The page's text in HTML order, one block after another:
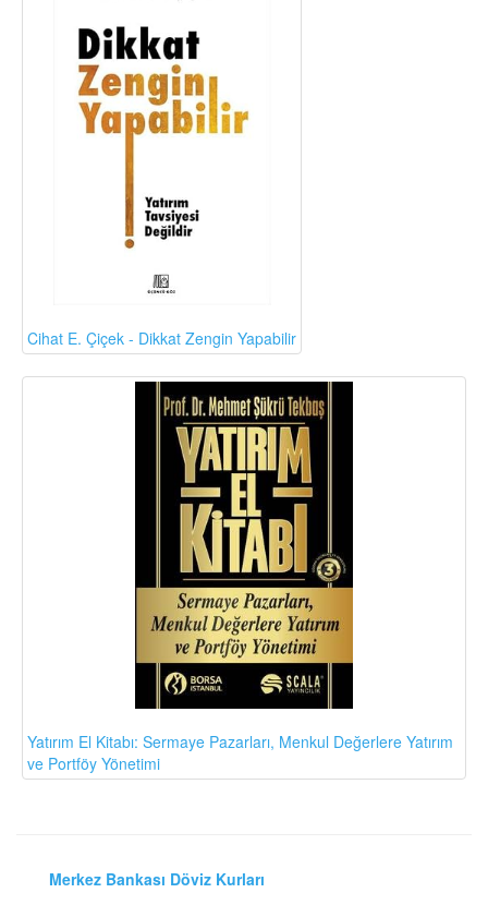
Cihat E. Çiçek - Dikkat Zengin Yapabilir
Yatırım El Kitabı: Sermaye Pazarları, Menkul Değerlere Yatırım
ve Portföy Yönetimi
Merkez Bankası Döviz Kurları